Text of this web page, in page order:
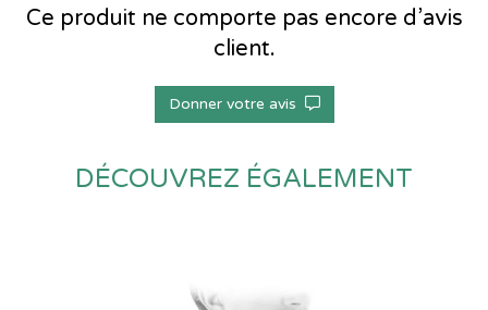
Ce produit ne comporte pas encore d’avis
client.
Donner votre avis
DÉCOUVREZ ÉGALEMENT